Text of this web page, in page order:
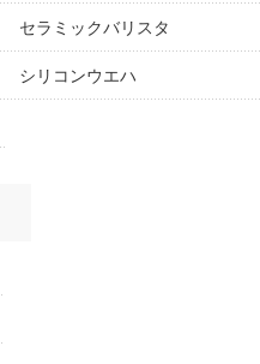
セラミックバリスタ
シリコンウエハ